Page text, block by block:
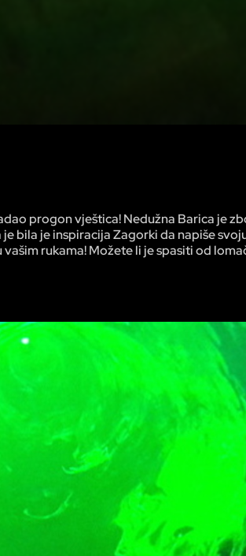
progon vještica! Nedužna Barica je
bila je inspiracija Zagorki da napiše
rukama! Možete li je spasiti od